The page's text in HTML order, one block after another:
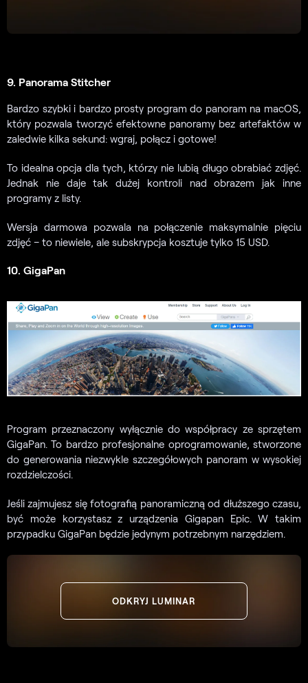
9. Panorama Stitcher
Bardzo szybki i bardzo prosty program do panoram na macOS,
który pozwala tworzyć efektowne panoramy bez artefaktów w
zaledwie kilka sekund: wgraj, połącz i gotowe!
To idealna opcja dla tych, którzy nie lubią długo obrabiać zdjęć.
Jednak nie daje tak dużej kontroli nad obrazem jak inne
programy z listy.
Wersja darmowa pozwala na połączenie maksymalnie pięciu
zdjęć – to niewiele, ale subskrypcja kosztuje tylko 15 USD.
10. GigaPan
Program przeznaczony wyłącznie do współpracy ze sprzętem
GigaPan. To bardzo profesjonalne oprogramowanie, stworzone
do generowania niezwykle szczegółowych panoram w wysokiej
rozdzielczości.
Jeśli zajmujesz się fotografią panoramiczną od dłuższego czasu,
być może korzystasz z urządzenia Gigapan Epic. W takim
przypadku GigaPan będzie jedynym potrzebnym narzędziem.
ODKRYJ LUMINAR